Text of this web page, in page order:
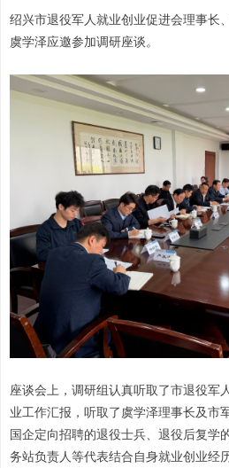
绍兴市退役军人就业创业促进会理事长
虞学泽应邀参加调研座谈。
座谈会上，调研组认真听取了市退役军
业工作汇报，听取了虞学泽理事长及市
国企定向招聘的退役士兵、退役后复学
务站负责人等代表结合自身就业创业经